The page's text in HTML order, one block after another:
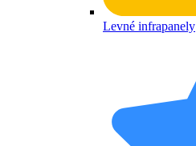
Levné infrapanely